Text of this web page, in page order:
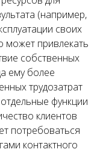
(например,
своих
может привлекать
собственных
ему более
трудозатрат
функции
клиентов
потребоваться
контактного